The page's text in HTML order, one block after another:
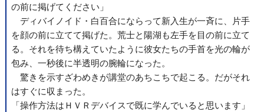
の前に掲げてください」
ディバイノイド・白百合にならって新入生が一斉に、片手
を顔の前に立てて掲げた。荒士と陽湖も左手を目の前に立て
る。それを待ち構えていたように彼女たちの手首を光の輪が
包み、一秒後に半透明の腕輪になった。
驚きを示すざわめきが講堂のあちこちで起こる。だがそれ
はすぐに収まった。
「操作方法はＨＶＲデバイスで既に学んでいると思います」